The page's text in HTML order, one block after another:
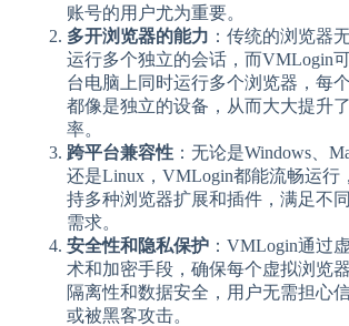
账号的用户尤为重要。
多开浏览器的能力 ：传统的浏览器
运行多个独立的会话，而VMLogin
台电脑上同时运行多个浏览器，每
都像是独立的设备，从而大大提升
率。
跨平台兼容性 ：无论是Windows、
还是Linux，VMLogin都能流畅运行
持多种浏览器扩展和插件，满足不
需求。
安全性和隐私保护 ：VMLogin通过
术和加密手段，确保每个虚拟浏览
隔离性和数据安全，用户无需担心
或被黑客攻击。